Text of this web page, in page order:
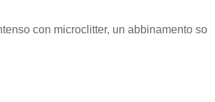
con microclitter, un abbinamento so